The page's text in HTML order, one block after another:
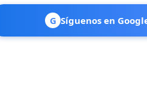
G Síguenos en